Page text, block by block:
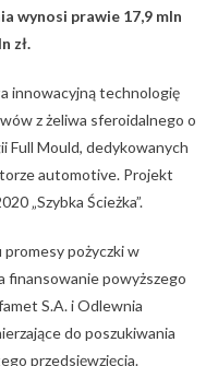
wynosi prawie 17,9 mln
zł.
innowacyjną technologię
z żeliwa sferoidalnego o
Full Mould, dedykowanych
automotive. Projekt
„Szybka Ścieżka”.
pożyczki w
finansowanie powyższego
S.A. i Odlewnia
do poszukiwania
przedsięwzięcia.